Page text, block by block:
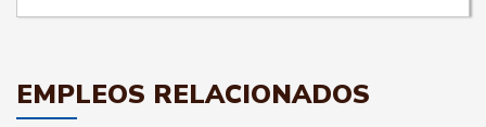
EMPLEOS RELACIONADOS